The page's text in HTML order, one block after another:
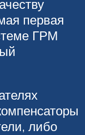
первая
ГРМ
либо